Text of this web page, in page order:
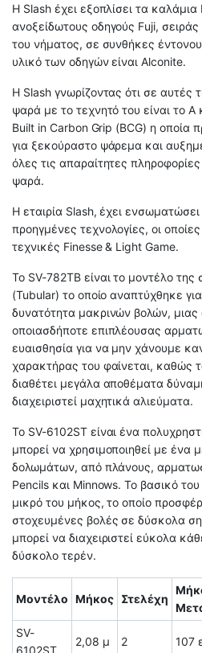
Η Slash έχει εξοπλίσει τα καλάμια
ανοξείδωτους οδηγούς Fuji,
του νήματος, σε συνθήκες
υλικό των οδηγών είναι Alconite.
Η Slash γνωρίζοντας ότι σε αυτές
ψαρά με το τεχνητό του είναι το Α
Built in Carbon Grip (BCG) η οποία
για ξεκούραστο ψάρεμα και
όλες τις απαραίτητες
ψαρά.
Η εταιρία Slash, έχει
προηγμένες τεχνολογίες, οι
τεχνικές Finesse & Light Game.
To SV-782TB είναι το μοντέλο
(Tubular) το οποίο αναπτύχθηκε
δυνατότητα μακρινών βολών,
οποιασδήποτε επιπλέουσας
ευαισθησία για να μην χάνουμε
χαρακτήρας του φαίνεται, καθώς
διαθέτει μεγάλα αποθέματα
διαχειριστεί μαχητικά αλιεύματα.
Το SV-6102ST είναι ένα
μπορεί να χρησιμοποιηθεί με ένα
δολωμάτων, από πλάνους,
Pencils και Minnows. Το βασικό του
μικρό του μήκος, το οποίο
στοχευμένες βολές σε δύσκολα
μπορεί να διαχειριστεί εύκολα
δύσκολο τερέν.
Μοντέλο Μήκος Στελέχη
SV-
6102ST
2,08 μ 2 107